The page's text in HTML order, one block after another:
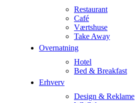
Restaurant
Café
Værtshuse
Take Away
Overnatning
Hotel
Bed & Breakfast
Erhverv
Design & Reklame